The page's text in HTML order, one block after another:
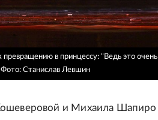
превращению в принцессу: "Ведь это очень
Фото: Станислав Левшин
и Михаила Шапиро